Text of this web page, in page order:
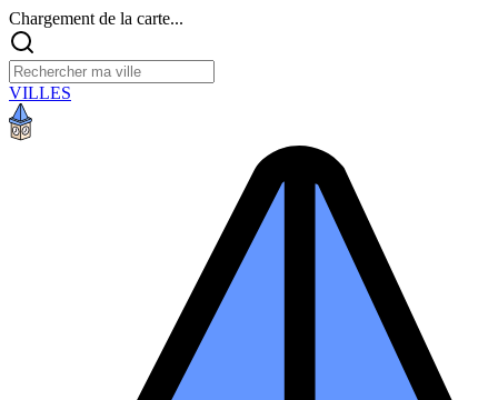
Chargement de la carte...
VILLES